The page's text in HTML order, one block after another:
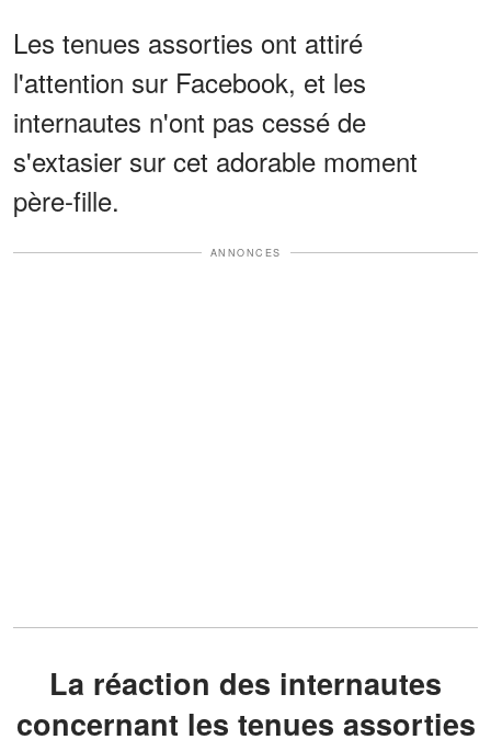
Les tenues assorties ont attiré
l'attention sur Facebook, et les
internautes n'ont pas cessé de
s'extasier sur cet adorable moment
père-fille.
ANNONCES
La réaction des internautes
concernant les tenues assorties